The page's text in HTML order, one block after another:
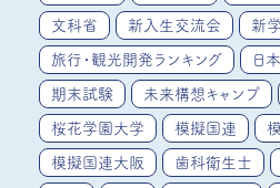
文科省 新入生交流会 新
旅行・観光開発ランキング 日
期末試験 未来構想キャンプ
桜花学園大学 模擬国連
模擬国連大阪 歯科衛生士